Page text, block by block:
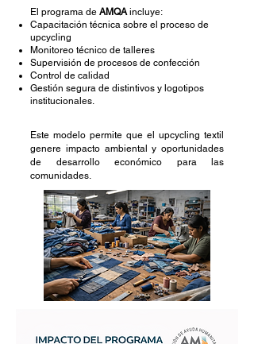
El programa de AMQAincluye:
Capacitación técnica sobre el proceso de
upcycling
Monitoreo técnico de talleres
Supervisión de procesos de confección
Control de calidad
Gestión segura de distintivos y logotipos
institucionales.
Este modelo permite que el upcycling textil
genere impacto ambiental y oportunidades
de desarrollo económico para las
comunidades.